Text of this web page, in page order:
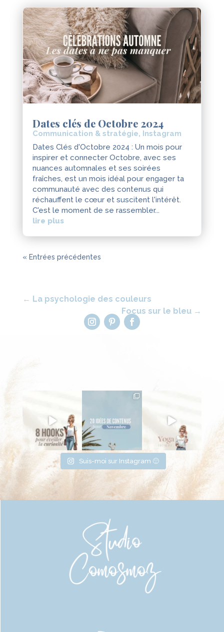
Dates clés de Octobre 2024
Communication & stratégie, Instagram
Dates Clés d'Octobre 2024 : Un mois pour
inspirer et connecter Octobre, avec ses
nuances automnales et ses soirées
fraîches, est un mois idéal pour engager ta
communauté avec des contenus qui
réchauffent le cœur et suscitent l'intérêt.
C'est le moment de se rassembler...
lire plus
« Entrées précédentes
← La psychologie des couleurs
Focus sur le bleu →
Suis-moi sur Instagram 🙂